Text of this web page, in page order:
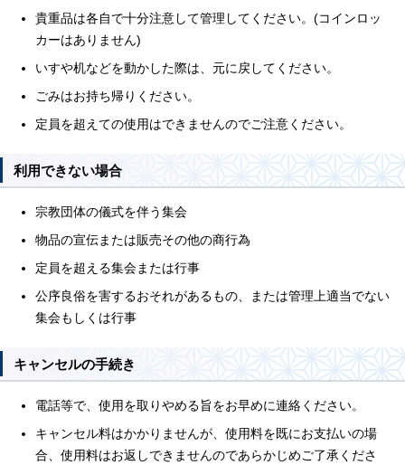
貴重品は各自で十分注意して管理してください。(コインロッ
カーはありません)
いすや机などを動かした際は、元に戻してください。
ごみはお持ち帰りください。
定員を超えての使用はできませんのでご注意ください。
利用できない場合
宗教団体の儀式を伴う集会
物品の宣伝または販売その他の商行為
定員を超える集会または行事
公序良俗を害するおそれがあるもの、または管理上適当でない
集会もしくは行事
キャンセルの手続き
電話等で、使用を取りやめる旨をお早めに連絡ください。
キャンセル料はかかりませんが、使用料を既にお支払いの場
合、使用料はお返しできませんのであらかじめご了承くださ